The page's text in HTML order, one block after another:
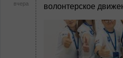
вчера
волонтерское